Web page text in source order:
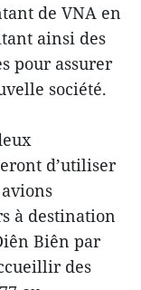
de VNA en
ainsi des
pour assurer
société.
d’utiliser
à destination
Biên par
des